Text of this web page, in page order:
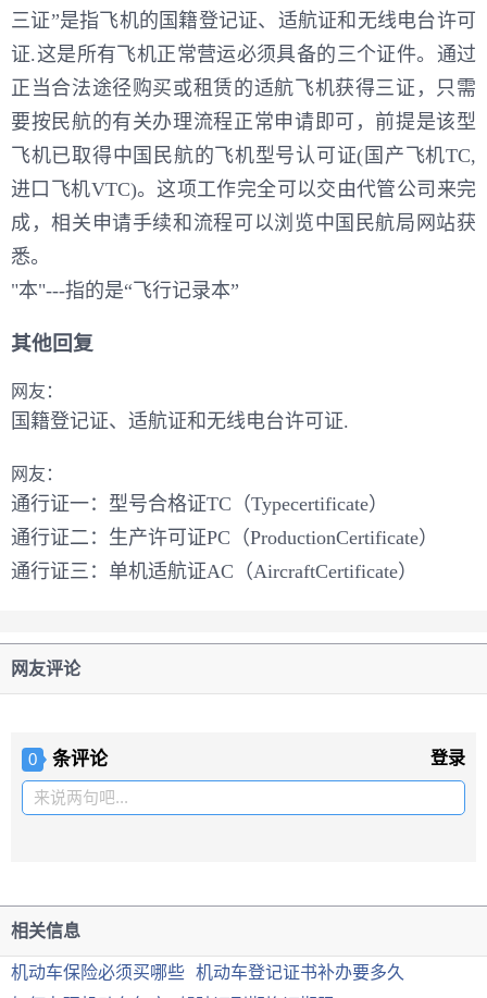
三证”是指飞机的国籍登记证、适航证和无线电台许可
证.这是所有飞机正常营运必须具备的三个证件。通过
正当合法途径购买或租赁的适航飞机获得三证，只需
要按民航的有关办理流程正常申请即可，前提是该型
飞机已取得中国民航的飞机型号认可证(国产飞机TC,
进口飞机VTC)。这项工作完全可以交由代管公司来完
成，相关申请手续和流程可以浏览中国民航局网站获
悉。
"本"---指的是“飞行记录本”
其他回复
网友：
国籍登记证、适航证和无线电台许可证.
网友：
通行证一：型号合格证TC（Typecertificate）
通行证二：生产许可证PC（ProductionCertificate）
通行证三：单机适航证AC（AircraftCertificate）
网友评论
0 条评论 登录
来说两句吧...
相关信息
机动车保险必须买哪些 机动车登记证书补办要多久